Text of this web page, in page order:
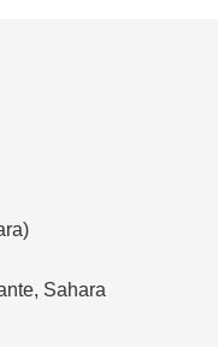
Sahara